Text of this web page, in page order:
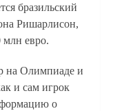
бразильский
Ришарлисон,
млн евро.
на Олимпиаде и
и сам игрок
о